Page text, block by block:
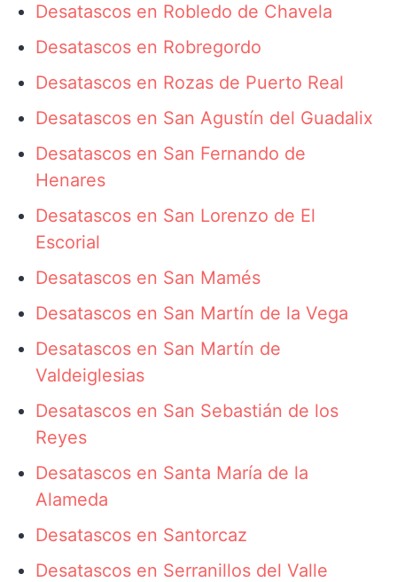
Desatascos en Robledo de Chavela
Desatascos en Robregordo
Desatascos en Rozas de Puerto Real
Desatascos en San Agustín del Guadalix
Desatascos en San Fernando de
Henares
Desatascos en San Lorenzo de El
Escorial
Desatascos en San Mamés
Desatascos en San Martín de la Vega
Desatascos en San Martín de
Valdeiglesias
Desatascos en San Sebastián de los
Reyes
Desatascos en Santa María de la
Alameda
Desatascos en Santorcaz
Desatascos en Serranillos del Valle